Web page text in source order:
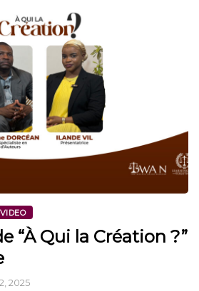
VIDEO
“À Qui la Création ?”
2025